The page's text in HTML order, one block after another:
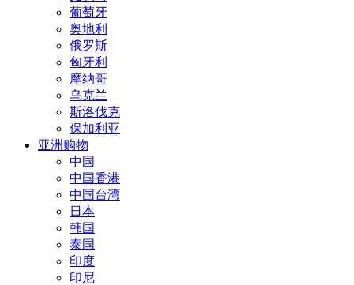
葡萄牙
奥地利
俄罗斯
匈牙利
摩纳哥
乌克兰
斯洛伐克
保加利亚
亚洲购物
中国
中国香港
中国台湾
日本
韩国
泰国
印度
印尼